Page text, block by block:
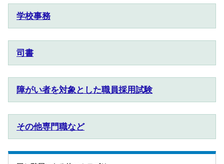
学校事務
司書
障がい者を対象とした職員採用試験
その他専門職など